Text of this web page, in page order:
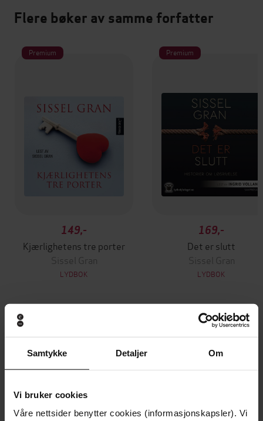
Samtykke Detaljer Om
Vi bruker cookies
Våre nettsider benytter cookies (informasjonskapsler). Vi
Flere bøker av samme forfatter
Premium
149,-
Kjærlighetens tre porter
Sissel Gran
LYDBOK
Premium
169,-
Det er slutt
Sissel Gran
LYDBOK
Andre har også kjøpt
Vinner av Rivertonprisen